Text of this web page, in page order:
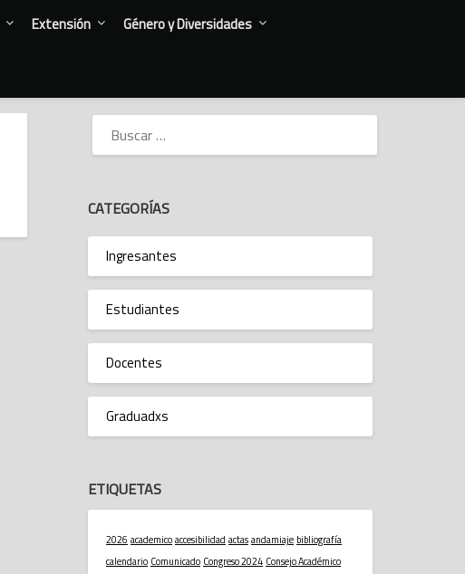
Extensión Género y Diversidades
BUSCAR:
CATEGORÍAS
Ingresantes
Estudiantes
Docentes
Graduadxs
ETIQUETAS
2026 academicoaccesibilidad actasandamiaje bibliografía
calendario Comunicado Congreso 2024 Consejo Académico